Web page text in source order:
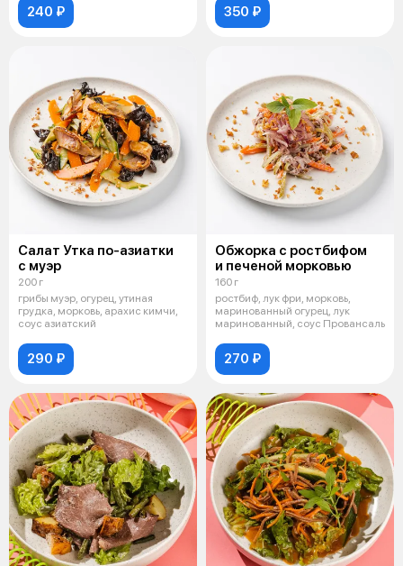
240 ₽ 350 ₽
Салат Утка по-азиатки
с муэр
200 г
грибы муэр, огурец, утиная
грудка, морковь, арахис кимчи,
соус азиатский
290 ₽
Обжорка с ростбифом
и печеной морковью
160 г
ростбиф, лук фри, морковь,
маринованный огурец, лук
маринованный, соус Провансаль
270 ₽